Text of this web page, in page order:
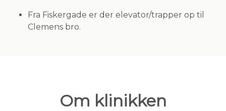
Fra Fiskergade er der elevator/trapper op til
Clemens bro.
Om klinikken